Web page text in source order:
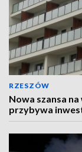
RZESZÓW
Nowa szansa
przybywa